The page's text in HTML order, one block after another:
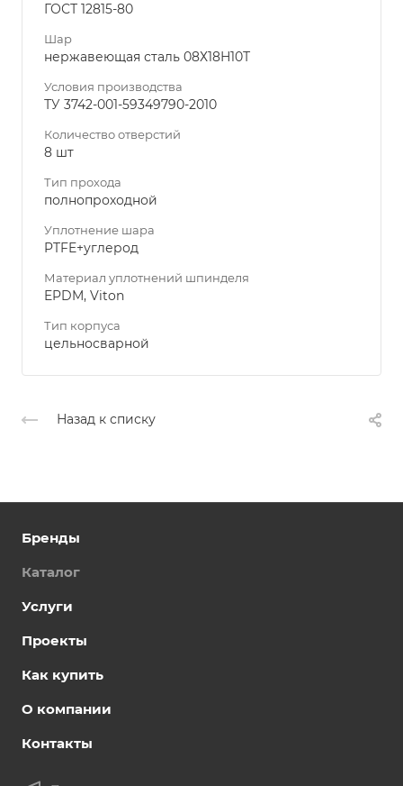
ГОСТ 12815-80
Шар
нержавеющая сталь 08Х18Н10Т
Условия производства
ТУ 3742-001-59349790-2010
Количество отверстий
8 шт
Тип прохода
полнопроходной
Уплотнение шара
PTFE+углерод
Материал уплотнений шпинделя
EPDM, Viton
Тип корпуса
цельносварной
Назад к списку
Бренды
Каталог
Услуги
Проекты
Как купить
О компании
Контакты